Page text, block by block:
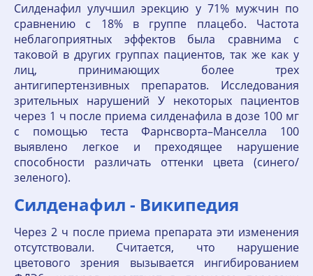
Силденафил улучшил эрекцию у 71% мужчин по
сравнению с 18% в группе плацебо. Частота
неблагоприятных эффектов была сравнима с
таковой в других группах пациентов, так же как у
лиц, принимающих более трех
антигипертензивных препаратов. Исследования
зрительных нарушений У некоторых пациентов
через 1 ч после приема силденафила в дозе 100 мг
с помощью теста Фарнсворта–Манселла 100
выявлено легкое и преходящее нарушение
способности различать оттенки цвета (синего/
зеленого).
Силденафил - Википедия
Через 2 ч после приема препарата эти изменения
отсутствовали. Считается, что нарушение
цветового зрения вызывается ингибированием